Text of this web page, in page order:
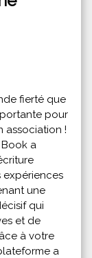
fierté que
pour
association !
Book a
une
qui
et de
à votre
a